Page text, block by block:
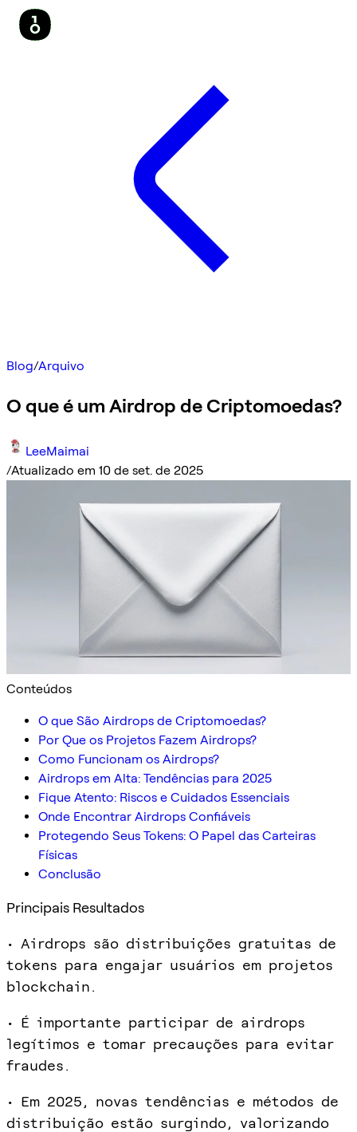
Blog/Arquivo
O que é um Airdrop de Criptomoedas?
LeeMaimai
/Atualizado em 10 de set. de 2025
Conteúdos
O que São Airdrops de Criptomoedas?
Por Que os Projetos Fazem Airdrops?
Como Funcionam os Airdrops?
Airdrops em Alta: Tendências para 2025
Fique Atento: Riscos e Cuidados Essenciais
Onde Encontrar Airdrops Confiáveis
Protegendo Seus Tokens: O Papel das Carteiras
Físicas
Conclusão
Principais Resultados
• Airdrops são distribuições gratuitas de
tokens para engajar usuários em projetos
blockchain.
• É importante participar de airdrops
legítimos e tomar precauções para evitar
fraudes.
• Em 2025, novas tendências e métodos de
distribuição estão surgindo, valorizando